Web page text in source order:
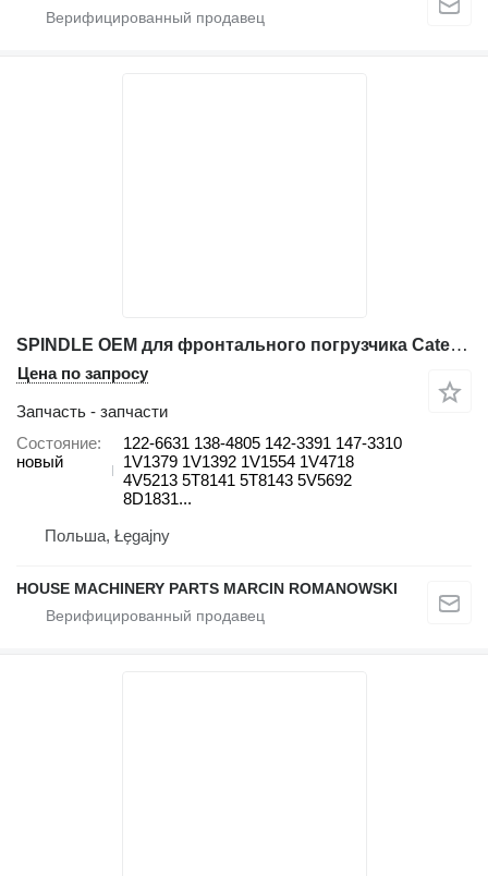
SPINDLE OEM для фронтального погрузчика Caterpillar 140H 966C / 950 / 920 / 930 / 966D / 120G
Цена по запросу
Запчасть - запчасти
Состояние
новый
122-6631 138-4805 142-3391 147-3310
1V1379 1V1392 1V1554 1V4718
4V5213 5T8141 5T8143 5V5692
8D1831...
Польша, Łęgajny
HOUSE MACHINERY PARTS MARCIN ROMANOWSKI